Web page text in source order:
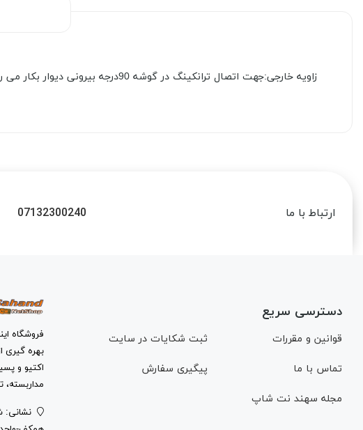
زاویه خارجی:جهت اتصال ترانکینگ در گوشه 90درجه بیرونی دیوار بکار می رود .
ارتباط با ما 07132300240
دسترسی سریع
قوانین و مقررات ثبت شکایات در سایت
تماس با ما پیگیری سفارش
مجله سهند نت شاپ
بهره گیری
اکتیو و
مداربسته،